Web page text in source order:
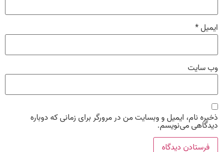
ایمیل*
وب‌ سایت
ذخیره نام، ایمیل و وبسایت من در مرورگر برای زمانی که دوباره
دیدگاهی می‌نویسم.